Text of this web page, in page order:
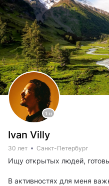
1 н
Ivan Villy
30 лет Санкт-Петербург
Ищу открытых людей,
В активностях для меня